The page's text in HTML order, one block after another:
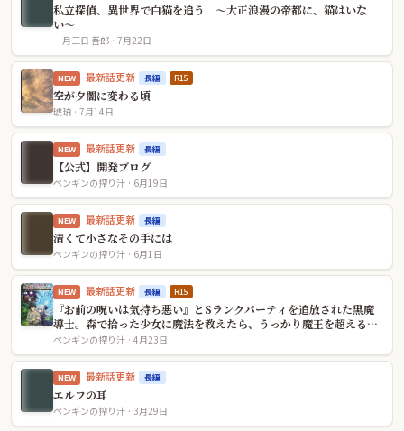
私立探偵、異世界で白猫を追う 〜大正浪漫の帝都に、猫はいな
い〜
一月三日 吾郎 · 7月22日
NEW 最新話更新 長編 R15
空が夕闇に変わる頃
琥珀 · 7月14日
NEW 最新話更新 長編
【公式】開発ブログ
ペンギンの搾り汁 · 6月19日
NEW 最新話更新 長編
清くて小さなその手には
ペンギンの搾り汁 · 6月1日
NEW 最新話更新 長編 R15
『お前の呪いは気持ち悪い』とSランクパーティを追放された黒魔
導士。森で拾った少女に魔法を教えたら、うっかり魔王を超えるバ
ケモノに育ちました～今さら戻れと泣きつかれても、過保護な弟子
が絶対に許しません～
ペンギンの搾り汁 · 4月23日
NEW 最新話更新 長編
エルフの耳
ペンギンの搾り汁 · 3月29日